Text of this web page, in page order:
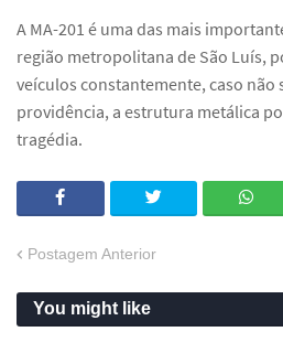
A MA-201 é uma das mais
região metropolitana de São Luís,
veículos constantemente, caso não
providência, a estrutura metálica
tragédia.
Postagem Anterior
You might like